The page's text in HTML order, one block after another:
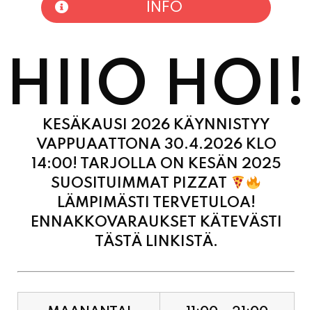
HIIO HOI!
KESÄKAUSI 2026 KÄYNNISTYY
VAPPUAATTONA 30.4.2026 KLO
14:00! TARJOLLA ON KESÄN 2025
SUOSITUIMMAT PIZZAT
LÄMPIMÄSTI TERVETULOA!
ENNAKKOVARAUKSET KÄTEVÄSTI
TÄSTÄ LINKISTÄ.
TIISTAI 11:00 - 21:00